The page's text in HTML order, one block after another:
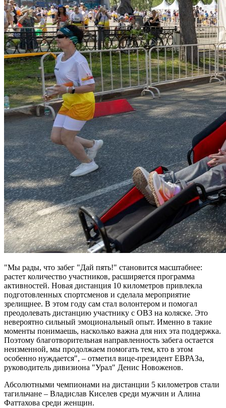
"Мы рады, что забег "Дай пять!" становится масштабнее:
растет количество участников, расширяется программа
активностей. Новая дистанция 10 километров привлекла
подготовленных спортсменов и сделала мероприятие
зрелищнее. В этом году сам стал волонтером и помогал
преодолевать дистанцию участнику с ОВЗ на коляске. Это
невероятно сильный эмоциональный опыт. Именно в такие
моменты понимаешь, насколько важна для них эта поддержка.
Поэтому благотворительная направленность забега остается
неизменной, мы продолжаем помогать тем, кто в этом
особенно нуждается", – отметил вице-президент ЕВРАЗа,
руководитель дивизиона "Урал" Денис Новоженов.
Абсолютными чемпионами на дистанции 5 километров стали
тагильчане – Владислав Киселев среди мужчин и Алина
Фаттахова среди женщин.